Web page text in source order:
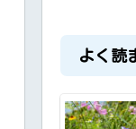
よく読